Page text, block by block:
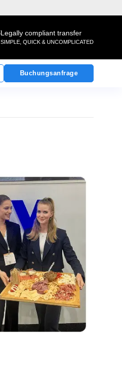
Legally compliant transfer
SIMPLE, QUICK & UNCOMPLICATED
Buchungsanfrage